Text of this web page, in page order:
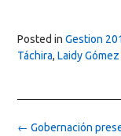
Posted in Gestion
Táchira, Laidy
Post
← Gobernación